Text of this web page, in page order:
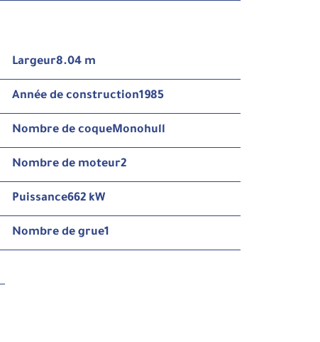
Largeur8.04 m
Année de construction1985
Nombre de coqueMonohull
Nombre de moteur2
Puissance662 kW
Nombre de grue1